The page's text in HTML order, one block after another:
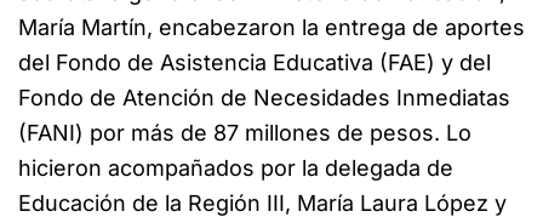
María Martín, encabezaron la entrega de aportes
del Fondo de Asistencia Educativa (FAE) y del
Fondo de Atención de Necesidades Inmediatas
(FANI) por más de 87 millones de pesos. Lo
hicieron acompañados por la delegada de
Educación de la Región III, María Laura López y